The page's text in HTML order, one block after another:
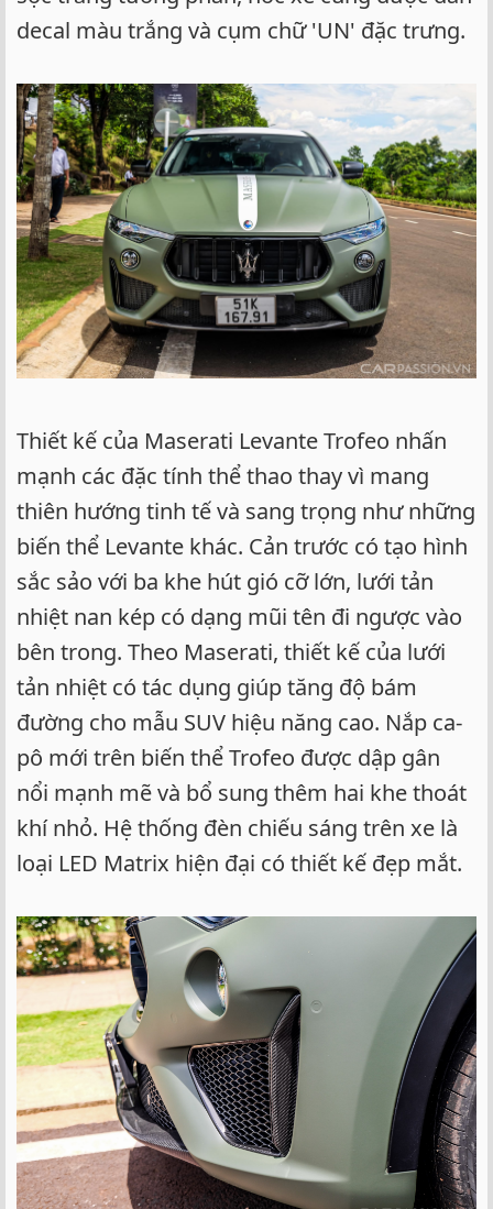
decal màu trắng và cụm chữ 'UN' đặc trưng.
Thiết kế của Maserati Levante Trofeo nhấn
mạnh các đặc tính thể thao thay vì mang
thiên hướng tinh tế và sang trọng như những
biến thể Levante khác. Cản trước có tạo hình
sắc sảo với ba khe hút gió cỡ lớn, lưới tản
nhiệt nan kép có dạng mũi tên đi ngược vào
bên trong. Theo Maserati, thiết kế của lưới
tản nhiệt có tác dụng giúp tăng độ bám
đường cho mẫu SUV hiệu năng cao. Nắp ca-
pô mới trên biến thể Trofeo được dập gân
nổi mạnh mẽ và bổ sung thêm hai khe thoát
khí nhỏ. Hệ thống đèn chiếu sáng trên xe là
loại LED Matrix hiện đại có thiết kế đẹp mắt.